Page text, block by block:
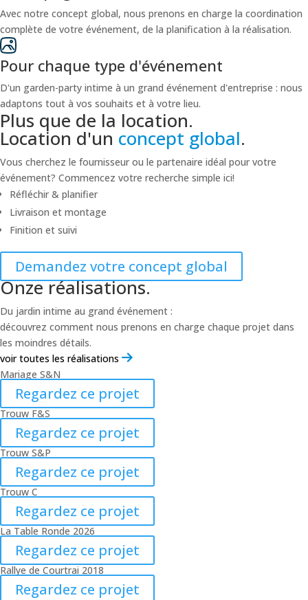
Avec notre concept global, nous prenons en charge la coordination
complète de votre événement, de la planification à la réalisation.
Pour chaque type d'événement
D'un garden-party intime à un grand événement d'entreprise : nous
adaptons tout à vos souhaits et à votre lieu.
Plus que de la location.
Location d'un concept global.
Vous cherchez le fournisseur ou le partenaire idéal pour votre
événement? Commencez votre recherche simple ici!
Réfléchir & planifier
Livraison et montage
Finition et suivi
Demandez votre concept global
Onze réalisations.
Du jardin intime au grand événement :
découvrez comment nous prenons en charge chaque projet dans
les moindres détails.
voir toutes les réalisations
Mariage S&N
Regardez ce projet
Trouw F&S
Regardez ce projet
Trouw S&P
Regardez ce projet
Trouw C
Regardez ce projet
La Table Ronde 2026
Regardez ce projet
Rallye de Courtrai 2018
Regardez ce projet